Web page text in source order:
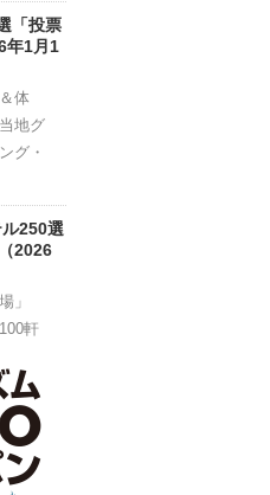
「投票
年1月1
体
地グ
グ・
250選
2026
」
軒